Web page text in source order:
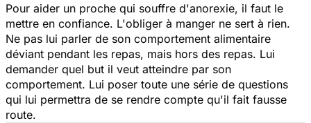
Pour aider un proche qui souffre d'anorexie, il faut le
mettre en confiance. L'obliger à manger ne sert à rien.
Ne pas lui parler de son comportement alimentaire
déviant pendant les repas, mais hors des repas. Lui
demander quel but il veut atteindre par son
comportement. Lui poser toute une série de questions
qui lui permettra de se rendre compte qu'il fait fausse
route.